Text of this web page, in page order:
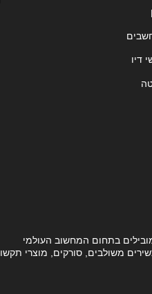
דיו
בתחום המחשוב העולמי
משולבים, סורקים, מוצרי